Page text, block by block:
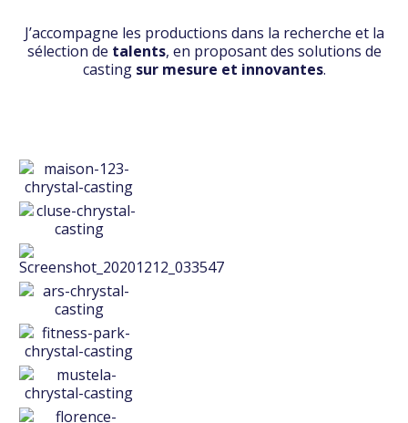
J’accompagne les productions dans la recherche et la
sélection de talents, en proposant des solutions de
casting sur mesure et innovantes.